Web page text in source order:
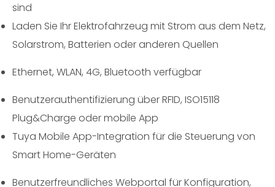
sind
Laden Sie Ihr Elektrofahrzeug mit Strom aus dem Netz,
Solarstrom, Batterien oder anderen Quellen
Ethernet, WLAN, 4G, Bluetooth verfügbar
Benutzerauthentifizierung über RFID, ISO15118
Plug&Charge oder mobile App
Tuya Mobile App-Integration für die Steuerung von
Smart Home-Geräten
Benutzerfreundliches Webportal für Konfiguration,